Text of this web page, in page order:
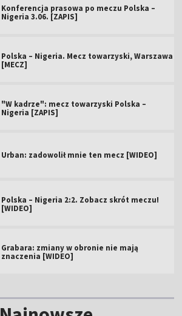
Konferencja prasowa po meczu Polska –
Nigeria 3.06. [ZAPIS]
Polska – Nigeria. Mecz towarzyski, Warszawa
[MECZ]
"W kadrze": mecz towarzyski Polska –
Nigeria [ZAPIS]
Urban: zadowolił mnie ten mecz [WIDEO]
Polska – Nigeria 2:2. Zobacz skrót meczu!
[WIDEO]
Grabara: zmiany w obronie nie mają
znaczenia [WIDEO]